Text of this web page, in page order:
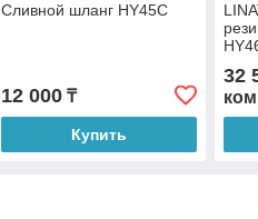
Сливной шланг HY45С
12 000₸
Купить
32